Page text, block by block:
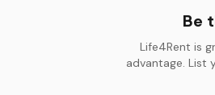
Be
Life4Rent is
advantage. List